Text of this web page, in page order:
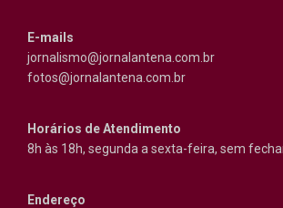
E-mails
jornalismo@jornalantena.com.br
fotos@jornalantena.com.br
Horários de Atendimento
8h às 18h, segunda a sexta-feira, sem
Endereço